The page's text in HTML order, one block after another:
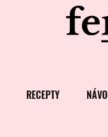
RECEPTY